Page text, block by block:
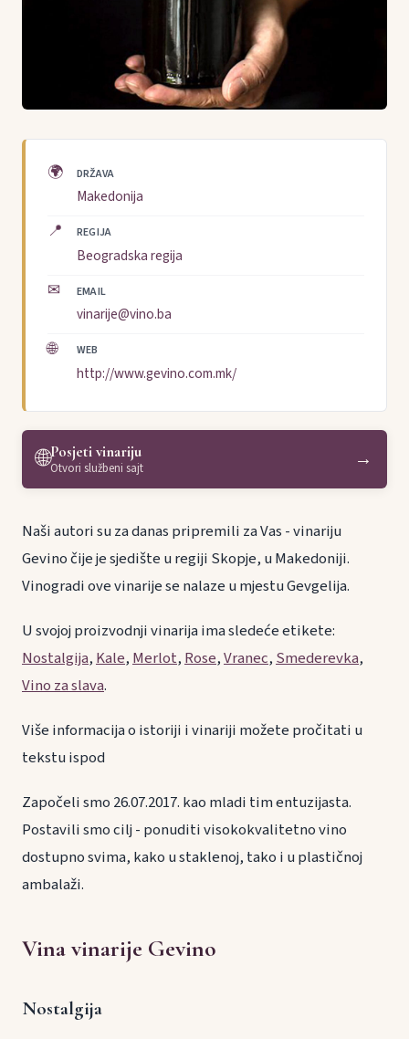
🌍 DRŽAVA
Makedonija
📍 REGIJA
Beogradska regija
✉ EMAIL
vinarije@vino.ba
🌐 WEB
http://www.gevino.com.mk/
🌐Posjeti vinariju
Otvori službeni sajt →
Naši autori su za danas pripremili za Vas - vinariju
Gevino čije je sjedište u regiji Skopje, u Makedoniji.
Vinogradi ove vinarije se nalaze u mjestu Gevgelija.
U svojoj proizvodnji vinarija ima sledeće etikete:
Nostalgija,Kale,Merlot,Rose,Vranec,Smederevka,
Vino za slava.
Više informacija o istoriji i vinariji možete pročitati u
tekstu ispod
Započeli smo 26.07.2017. kao mladi tim entuzijasta.
Postavili smo cilj - ponuditi visokokvalitetno vino
dostupno svima, kako u staklenoj, tako i u plastičnoj
ambalaži.
Vina vinarije Gevino
Nostalgija